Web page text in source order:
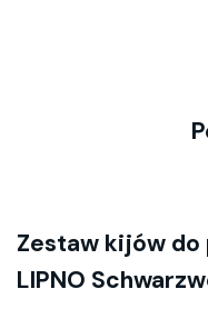
Zestaw kijów do
LIPNO